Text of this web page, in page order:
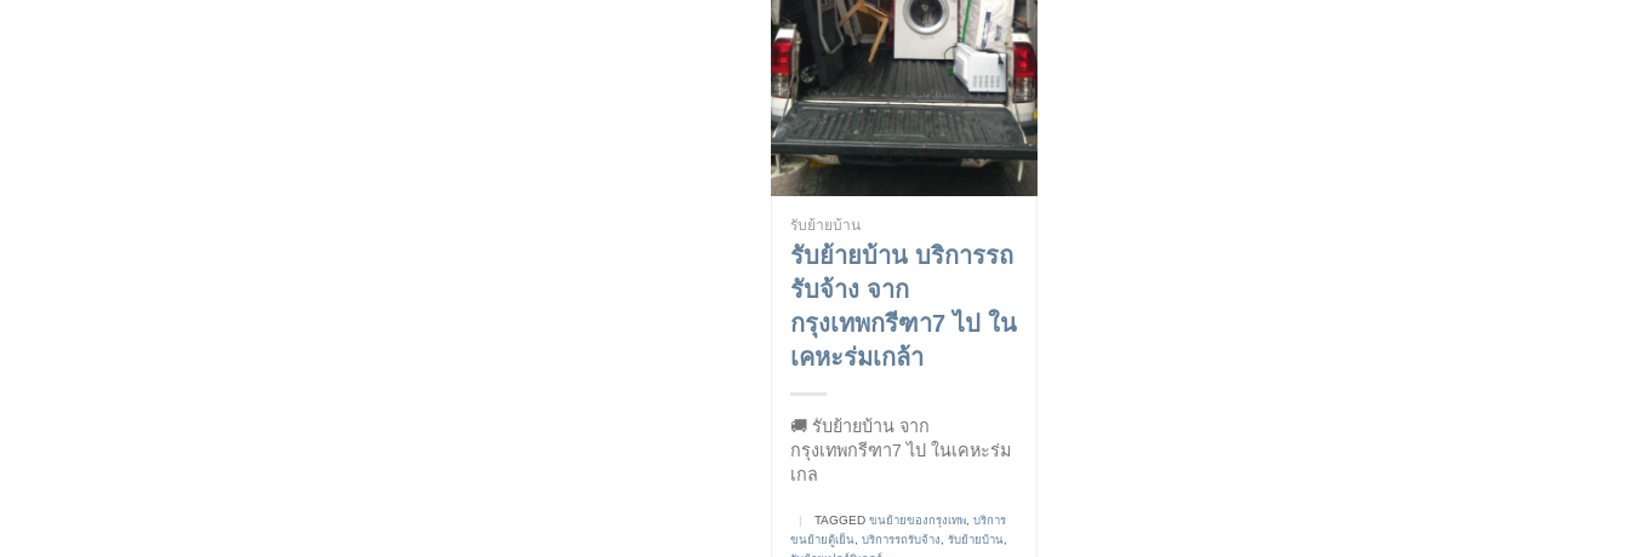
รับย้ายบ้าน
รับย้ายบ้าน บริการรถ
รับจ้าง จาก
กรุงเทพกรีฑา7 ไป ใน
เคหะร่มเกล้า
🚚 รับย้ายบ้าน จาก
กรุงเทพกรีฑา7 ไป ในเคหะร่ม
เกล
| TAGGEDขนย้ายของกรุงเทพ ,บริการ
ขนย้ายตู้เย็น ,บริการรถรับจ้าง ,รับย้ายบ้าน